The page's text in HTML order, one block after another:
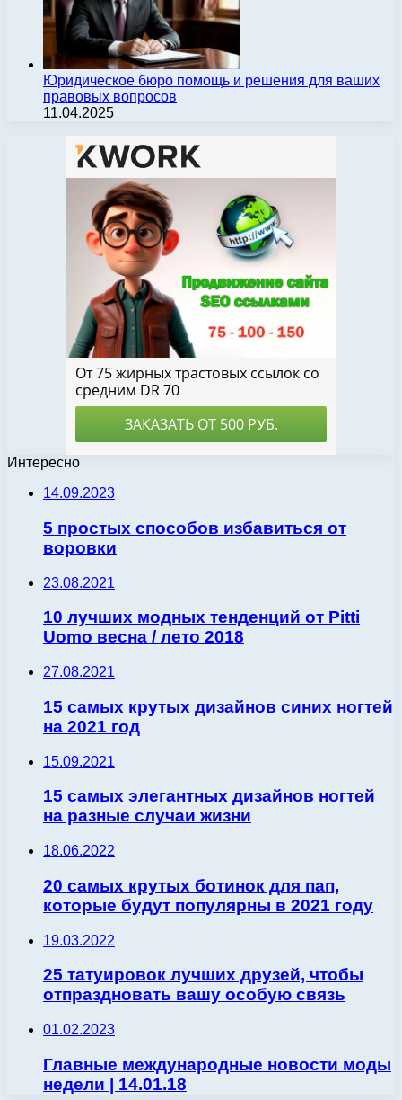
Юридическое бюро помощь и решения для ваших
правовых вопросов
11.04.2025
Интересно
14.09.2023
5 простых способов избавиться от
воровки
23.08.2021
10 лучших модных тенденций от Pitti
Uomo весна / лето 2018
27.08.2021
15 самых крутых дизайнов синих ногтей
на 2021 год
15.09.2021
15 самых элегантных дизайнов ногтей
на разные случаи жизни
18.06.2022
20 самых крутых ботинок для пап,
которые будут популярны в 2021 году
19.03.2022
25 татуировок лучших друзей, чтобы
отпраздновать вашу особую связь
01.02.2023
Главные международные новости моды
недели | 14.01.18